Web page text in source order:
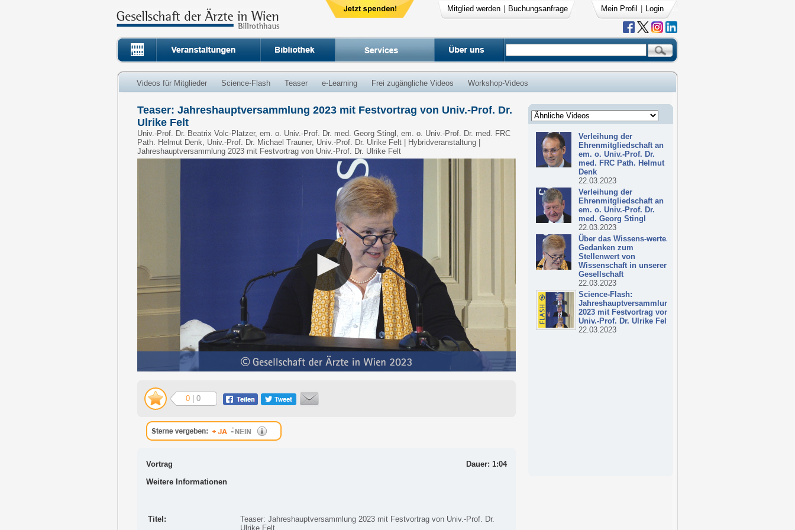
Mitglied werden Buchungsanfrage Mein Profil Login
Videos für Mitglieder Science-Flash Teaser e-Learning Frei zugängliche Videos Workshop-Videos
Verleihung der
Ehrenmitgliedschaft an
em. o. Univ.-Prof. Dr.
med. FRC Path. Helmut
Denk
22.03.2023
Verleihung der
Ehrenmitgliedschaft an
em. o. Univ.-Prof. Dr.
med. Georg Stingl
22.03.2023
Über das Wissens-werte.
Gedanken zum
Stellenwert von
Wissenschaft in unserer
Gesellschaft
22.03.2023
Science-Flash:
Jahreshauptversammlung
2023 mit Festvortrag von
Univ.-Prof. Dr. Ulrike Felt
22.03.2023
Teaser: Jahreshauptversammlung 2023 mit Festvortrag von Univ.-Prof. Dr.
Ulrike Felt
Univ.-Prof. Dr. Beatrix Volc-Platzer, em. o. Univ.-Prof. Dr. med. Georg Stingl, em. o. Univ.-Prof. Dr. med. FRC
Path. Helmut Denk, Univ.-Prof. Dr. Michael Trauner, Univ.-Prof. Dr. Ulrike Felt | Hybridveranstaltung |
Jahreshauptversammlung 2023 mit Festvortrag von Univ.-Prof. Dr. Ulrike Felt
0 | 0
Dauer: 1:04
Vortrag
Weitere Informationen
Titel:
Teaser: Jahreshauptversammlung 2023 mit Festvortrag von Univ.-Prof. Dr.
Ulrike Felt